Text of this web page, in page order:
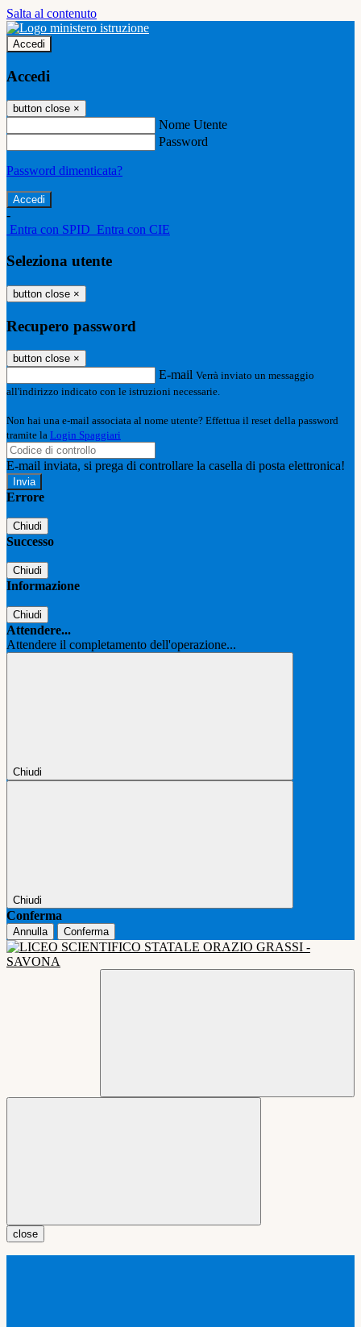
Salta al contenuto
Accedi
Accedi
button close ×
Nome Utente
Password
Password dimenticata?
-
Entra con SPID Entra con CIE
Seleziona utente
button close ×
Recupero password
button close ×
E-mail Verrà inviato un messaggio
all'indirizzo indicato con le istruzioni necessarie.
Non hai una e-mail associata al nome utente? Effettua il reset della password
tramite la Login Spaggiari
E-mail inviata, si prega di controllare la casella di posta elettronica!
Errore
Chiudi
Successo
Chiudi
Informazione
Chiudi
Attendere...
Attendere il completamento dell'operazione...
Chiudi
Chiudi
Conferma
Annulla Conferma
close